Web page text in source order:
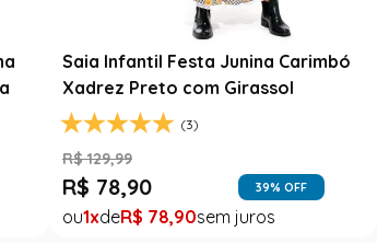
Saia Infantil Festa Junina Carimbó
Xadrez Preto com Girassol
(3)
R$ 129,99
R$ 78,90 39% OFF
1 R$ 78,90